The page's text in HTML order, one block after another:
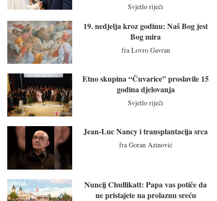
Svjetlo riječi
19. nedjelja kroz godinu: Naš Bog jest
Bog mira
fra Lovro Gavran
Etno skupina “Čuvarice” proslavile 15
godina djelovanja
Svjetlo riječi
Jean-Luc Nancy i transplantacija srca
fra Goran Azinović
Nuncij Chullikatt: Papa vas potiče da
ne pristajete na prolaznu sreću